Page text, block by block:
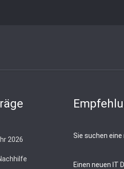
2026 Sie suchen eine
Einen neuen IT